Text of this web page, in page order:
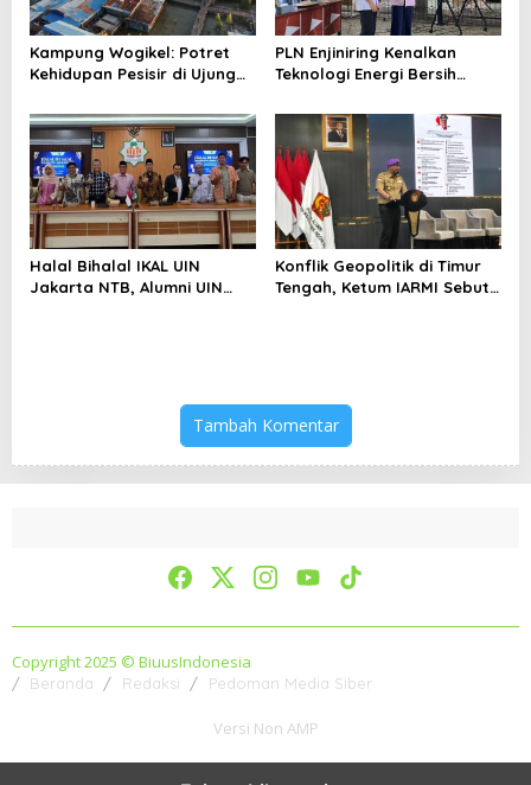
Kampung Wogikel: Potret
Kehidupan Pesisir di Ujung
Bertahan di Tengah
Keterbatasan
PLN Enjiniring Kenalkan
Teknologi Energi Bersih
Halal Bihalal IKAL UIN
Jakarta NTB, Alumni UIN
Konflik Geopolitik di Timur
Tengah, Ketum IARMI Sebut
Tambah Komentar
Copyright 2025 © BiuusIndonesia
Beranda Redaksi Pedoman Media Siber
Versi Non AMP